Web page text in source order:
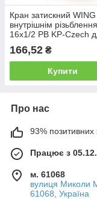
Кран затискний WING
внутрішнім
16x1/2 РВ KP-Czech
металопластикової
166,52 ₴
Купити
Про нас
93% позитивних
Працює з
м. 61068
вулиця Миколи
61068, Україна